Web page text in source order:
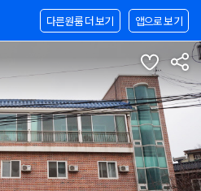
앱으로 보기
다른원룸 더 보기